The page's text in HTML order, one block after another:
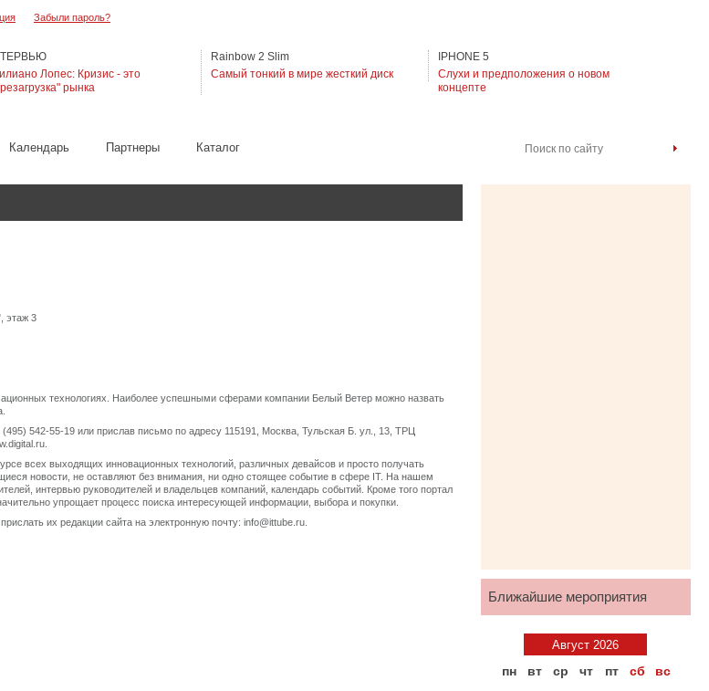
Лопес: Кризис - это
рынка
Rainbow 2 Slim
Самый тонкий в мире жесткий диск
IPHONE 5
Слухи и предположения о новом
концепте
Поиск по сайту
Календарь Партнеры Каталог
Забыли пароль?
этаж 3
технологиях. Наиболее успешными сферами компании Белый Ветер можно назвать
542-55-19 или прислав письмо по адресу 115191, Москва, Тульская Б. ул., 13, ТРЦ
всех выходящих инновационных технологий, различных девайсов и просто получать
новости, не оставляют без внимания, ни одно стоящее событие в сфере IT. На нашем
интервью руководителей и владельцев компаний, календарь событий. Кроме того портал
упрощает процесс поиска интересующей информации, выбора и покупки.
их редакции сайта на электронную почту: info@ittube.ru.
Ближайшие мероприятия
Август 2026
пн вт ср чт пт сб вс